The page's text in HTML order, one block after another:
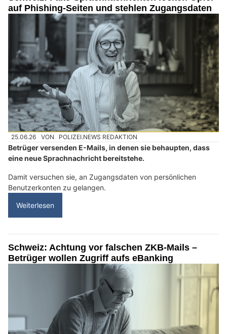
auf Phishing-Seiten und stehlen Zugangsdaten
25.06.26 VON POLIZEI.NEWS REDAKTION
Betrüger versenden E-Mails, in denen sie behaupten, dass
eine neue Sprachnachricht bereitstehe.
Damit versuchen sie, an Zugangsdaten von persönlichen
Benutzerkonten zu gelangen.
Weiterlesen
Schweiz: Achtung vor falschen ZKB-Mails –
Betrüger wollen Zugriff aufs eBanking